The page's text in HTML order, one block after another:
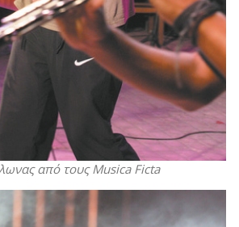
από τους Musica Ficta